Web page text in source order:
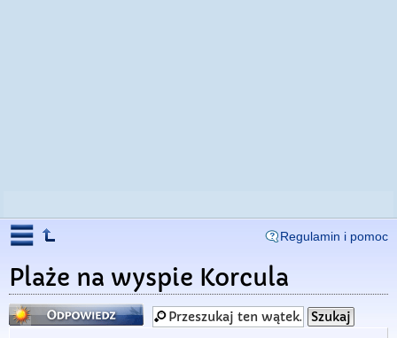
Regulamin i pomoc
Plaże na wyspie Korcula
Odpowiedz